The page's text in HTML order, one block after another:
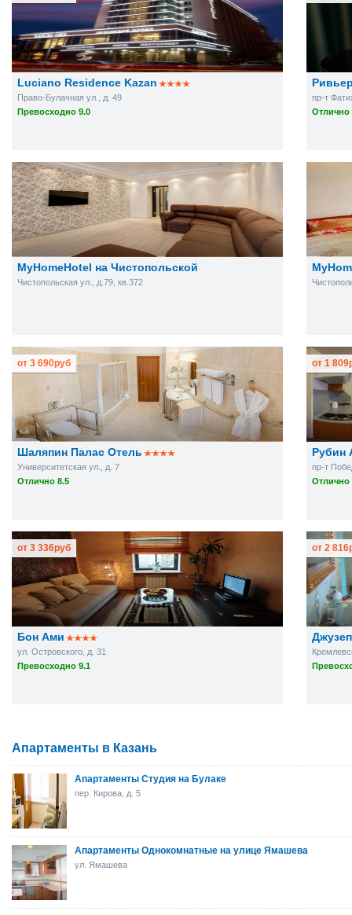
Luciano Residence Kazan
Право-Булачная ул., д. 49
Превосходно 9.0
пр-т
Отлично
MyHomeHotel на Чистопольской
Чистопольская ул., д.79, кв.372
Шаляпин Палас Отель
Университетская ул., д. 7
Отлично 8.5
от 3 690руб
Рубин
пр-т
Отлично
от 1 809
Бон Ами
ул. Островского, д. 31
Превосходно 9.1
от 3 336руб от 2 816
Апартаменты в Казань
Апартаменты Студия на Булаке
пер. Кирова, д. 5
Апартаменты Однокомнатные на улице Ямашева
ул. Ямашева